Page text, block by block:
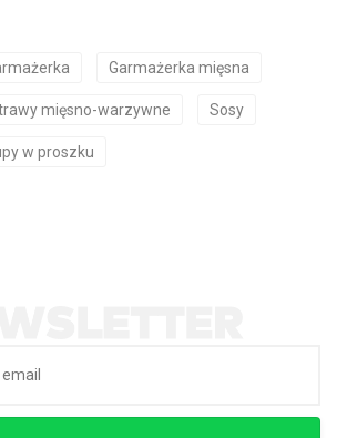
Garmażerka mięsna
mięsno-warzywne Sosy
w proszku